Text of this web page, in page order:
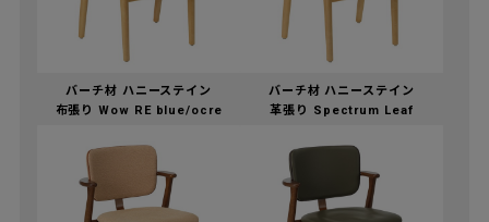
バーチ材 ハニーステイン
布張り Wow RE blue/ocre
バーチ材 ハニーステイン
革張り Spectrum Leaf